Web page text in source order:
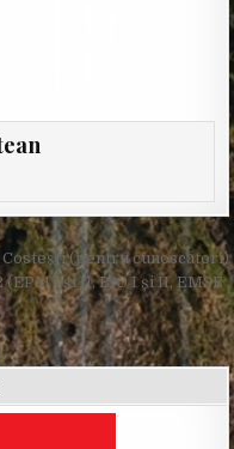
(pentru cunoscători)
I și II, BIO I și II, EMSE